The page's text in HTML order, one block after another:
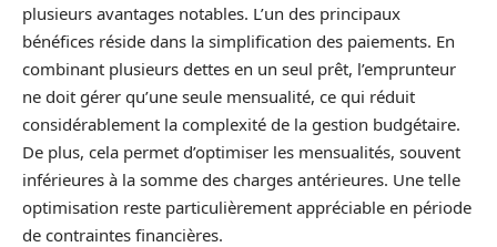
plusieurs avantages notables. L’un des principaux
bénéfices réside dans la simplification des paiements. En
combinant plusieurs dettes en un seul prêt, l’emprunteur
ne doit gérer qu’une seule mensualité, ce qui réduit
considérablement la complexité de la gestion budgétaire.
De plus, cela permet d’optimiser les mensualités, souvent
inférieures à la somme des charges antérieures. Une telle
optimisation reste particulièrement appréciable en période
de contraintes financières.